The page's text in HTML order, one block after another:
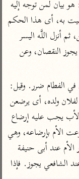
تفسير ابن عثيمين
مركَّزة العبارة
جامع البيان للإيجي
تفسير البيضاوي
تفسير النسفي
الوجيز للواحدي
تفسير ابن أبي زمنين
لمن أراد إتمام الرضاع. وعن قتادة: حولين كاملين، ثم أنزل اللَّه اليسر